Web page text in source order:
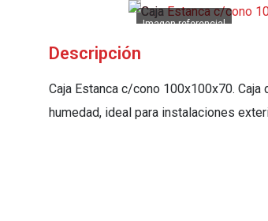
Descripción
Caja Estanca c/cono 100x100x70.
humedad, ideal para instalaciones